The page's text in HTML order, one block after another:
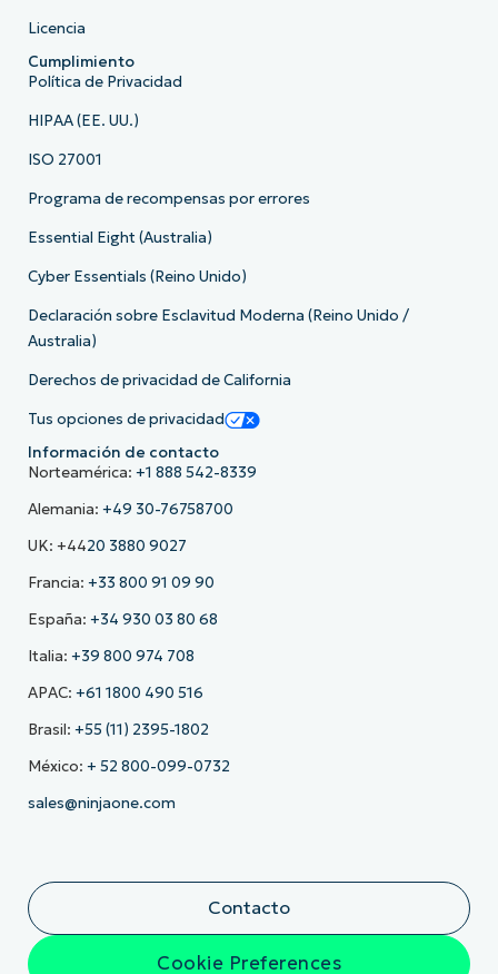
Licencia
Cumplimiento
Política de Privacidad
HIPAA (EE. UU.)
ISO 27001
Programa de recompensas por errores
Essential Eight (Australia)
Cyber Essentials (Reino Unido)
Declaración sobre Esclavitud Moderna (Reino Unido /
Australia)
Derechos de privacidad de California
Tus opciones de privacidad
Información de contacto
Norteamérica: +1 888 542-8339
Alemania: +49 30-76758700
UK: +4420 3880 9027
Francia: +33 800 91 09 90
España: +34 930 03 80 68
Italia: +39 800 974 708
APAC: +61 1800 490 516
Brasil: +55 (11) 2395-1802
México: + 52 800-099-0732
sales@ninjaone.com
Contacto
Cookie Preferences